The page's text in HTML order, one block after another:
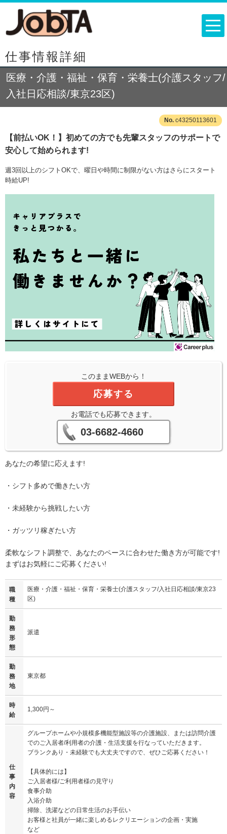
仕事情報詳細
医療・介護・福祉・保育・栄養士(介護スタッフ/
入社日応相談/東京23区)
c43250113601
【前払いOK！】初めての方でも先輩スタッフのサポートで
安心して始められます!
週3回以上のシフトOKで、曜日や時間に制限がない方はさらにスタート
時給UP!
このままWEBから！
応募する
お電話でも応募できます。
03-6682-4660
あなたの希望に応えます!
・シフト多めで働きたい方
・未経験から挑戦したい方
・ガッツリ稼ぎたい方
柔軟なシフト調整で、あなたのペースに合わせた働き方が可能です!
まずはお気軽にご応募ください!
職
種
医療・介護・福祉・保育・栄養士(介護スタッフ/入社日応相談/東京23
区)
勤
務
形
態
派遣
勤
務
地
東京都
時
給
1,300円～
仕
事
内
容
グループホームや小規模多機能型施設等の介護施設、または訪問介護
でのご入居者/利用者の介護・生活支援を行なっていただきます。
ブランクあり・未経験でも大丈夫ですので、ぜひご応募ください！
【具体的には】
ご入居者様/ご利用者様の見守り
食事介助
入浴介助
掃除、洗濯などの日常生活のお手伝い
お客様と社員が一緒に楽しめるレクリエーションの企画・実施
など